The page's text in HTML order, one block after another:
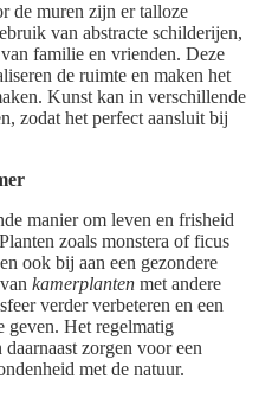
de muren zijn er talloze
van abstracte schilderijen,
familie en vrienden. Deze
de ruimte en maken het
Kunst kan in verschillende
zodat het perfect aansluit bij
manier om leven en frisheid
zoals monstera of ficus
ook bij aan een gezondere
kamerplanten met andere
verder verbeteren en een
geven. Het regelmatig
zorgen voor een
met de natuur.